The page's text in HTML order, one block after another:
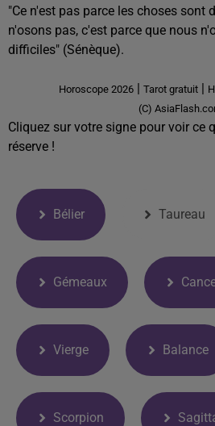
"Ce n'est pas parce les choses sont
n'osons pas, c'est parce que nous
difficiles" (Sénèque).
Horoscope 2026 | Tarot gratuit |
(C)
Cliquez sur votre signe pour voir ce
réserve !
Bélier Taureau
Gémeaux
Vierge Balance
Scorpion